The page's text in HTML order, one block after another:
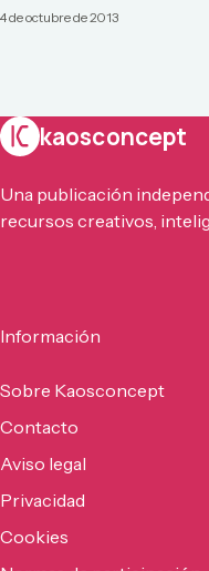
4 de octubre de 2013
kaosconcept
Una publicación
recursos creativos,
Información
Sobre Kaosconcept
Contacto
Aviso legal
Privacidad
Cookies